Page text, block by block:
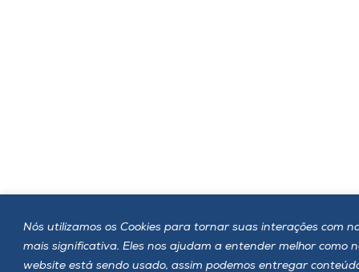
Nós utilizamos os Cookies para tornar suas interações com
mais significativa. Eles nos ajudam a entender melhor como
website está sendo usado, assim podemos entregar